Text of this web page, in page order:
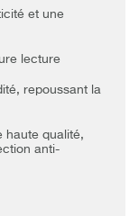
et une
lecture
repoussant la
haute qualité,
anti-